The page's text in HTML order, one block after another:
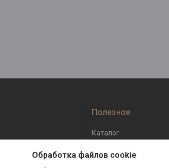
Полезное
Каталог
Обработка файлов cookie